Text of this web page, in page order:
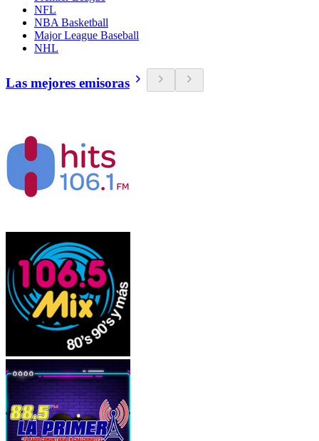
NFL
NBA Basketball
Major League Baseball
NHL
Las mejores emisoras